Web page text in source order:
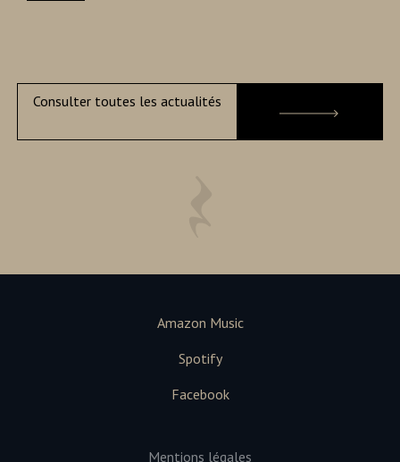
Consulter toutes les actualités
Amazon Music
Spotify
Facebook
Mentions légales